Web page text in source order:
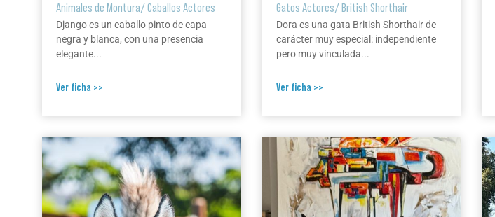
Animales de Montura/Caballos Actores
Django es un caballo pinto de capa
negra y blanca, con una presencia
elegante...
Ver ficha >>
Gatos Actores/British Shorthair
Dora es una gata British Shorthair de
carácter muy especial: independiente
pero muy vinculada...
Ver ficha >>